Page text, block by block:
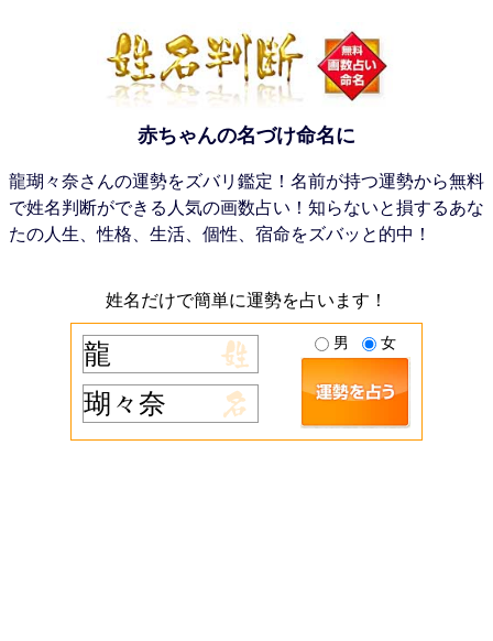
赤ちゃんの名づけ命名に
龍瑚々奈さんの運勢をズバリ鑑定！名前が持つ運勢から無料
で姓名判断ができる人気の画数占い！知らないと損するあな
たの人生、性格、生活、個性、宿命をズバッと的中！
姓名だけで簡単に運勢を占います！
男 女